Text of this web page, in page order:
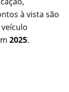
à vista são
2025.